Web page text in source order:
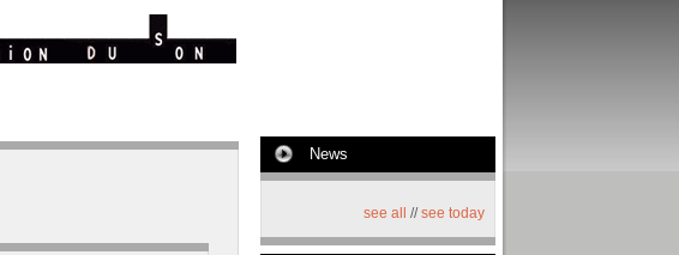
News
see all //see today